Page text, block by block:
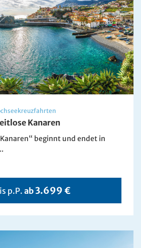
Kanaren
beginnt und endet in
p.P. ab 3.699 €